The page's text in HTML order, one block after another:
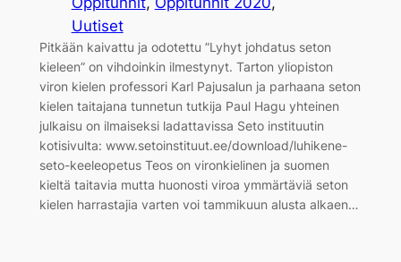
Uutiset
Pitkään kaivattu ja odotettu ”Lyhyt johdatus seton
kieleen” on vihdoinkin ilmestynyt. Tarton yliopiston
viron kielen professori Karl Pajusalun ja parhaana seton
kielen taitajana tunnetun tutkija Paul Hagu yhteinen
julkaisu on ilmaiseksi ladattavissa Seto instituutin
kotisivulta: www.setoinstituut.ee/download/luhikene-
seto-keeleopetus Teos on vironkielinen ja suomen
kieltä taitavia mutta huonosti viroa ymmärtäviä seton
kielen harrastajia varten voi tammikuun alusta alkaen…